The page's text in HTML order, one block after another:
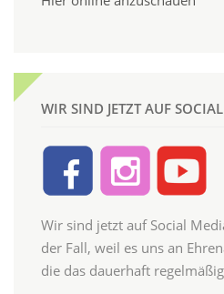
WIR SIND JETZT AUF
Wir sind jetzt auf Social
der Fall, weil es uns an
die das dauerhaft